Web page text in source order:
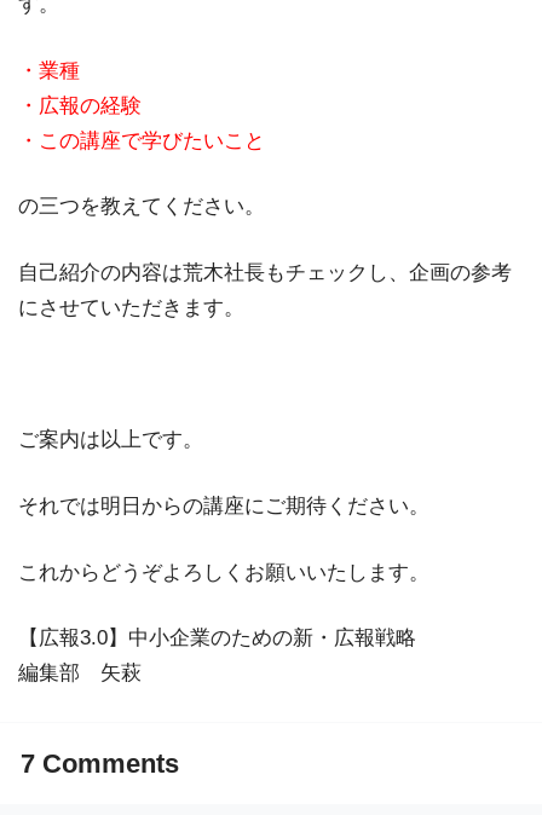
・業種
・広報の経験
・この講座で学びたいこと
の三つを教えてください。
自己紹介の内容は荒木社長もチェックし、企画の参考
にさせていただきます。
ご案内は以上です。
それでは明日からの講座にご期待ください。
これからどうぞよろしくお願いいたします。
【広報3.0】中小企業のための新・広報戦略
編集部 矢萩
7Comments